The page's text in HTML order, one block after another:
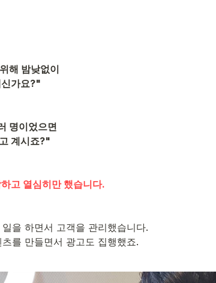
해 밤낮없이
가요?"
명이었으면
계시죠?"
고 열심히만 했습니다.
을 하면서 고객을 관리했습니다.
를 만들면서 광고도 집행했죠.